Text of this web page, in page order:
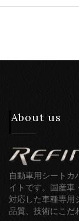
About us
自動車用シートカ
イトです。国産車
対応した車種専用
品質、技術にこだ